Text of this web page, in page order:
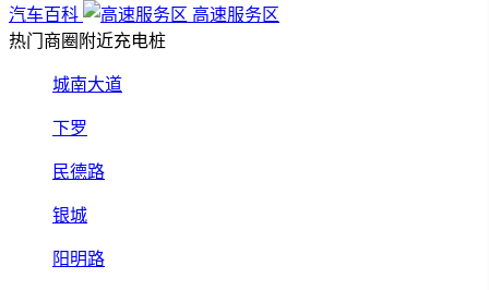
汽车百科
高速服务区
热门商圈附近充电桩
城南大道
下罗
民德路
银城
阳明路